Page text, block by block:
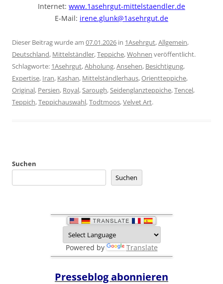
Internet: www.1asehrgut-mittelstaendler.de
E-Mail: irene.glunk@1asehrgut.de
Dieser Beitrag wurde am 07.01.2026 in 1Asehrgut,Allgemein,
Deutschland, Mittelständler,Teppiche,Wohnen veröffentlicht.
Schlagworte: 1Asehrgut,Abholung,Ansehen, Besichtigung,
Expertise, Iran, Kashan, Mittelständlerhaus,Orientteppiche,
Original, Persien, Royal,Sarough,Seidenglanzteppiche,Tencel,
Teppich,Teppichauswahl,Todtmoos,Velvet Art.
Suchen
Suchen
Powered by Translate
Presseblog abonnieren